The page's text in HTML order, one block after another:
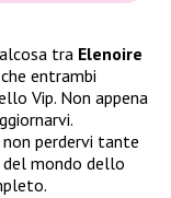
tra Elenoire
entrambi
Vip. Non appena
perdervi tante
mondo dello